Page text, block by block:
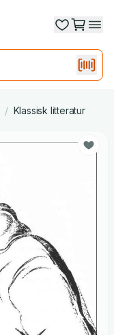
/ Klassisk litteratur